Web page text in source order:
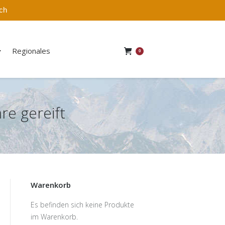
Regionales 0
gereift
Warenkorb
Es befinden sich keine Produkte
im Warenkorb.